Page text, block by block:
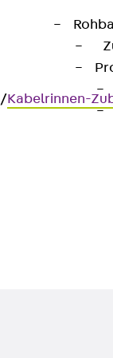
/Kabelrinnen-